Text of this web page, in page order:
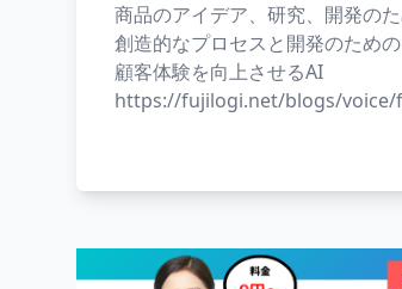
商品のアイデア、研究、開発の
創造的なプロセスと開発のため
顧客体験を向上させるAI
https://fujilogi.net/blogs/voice/